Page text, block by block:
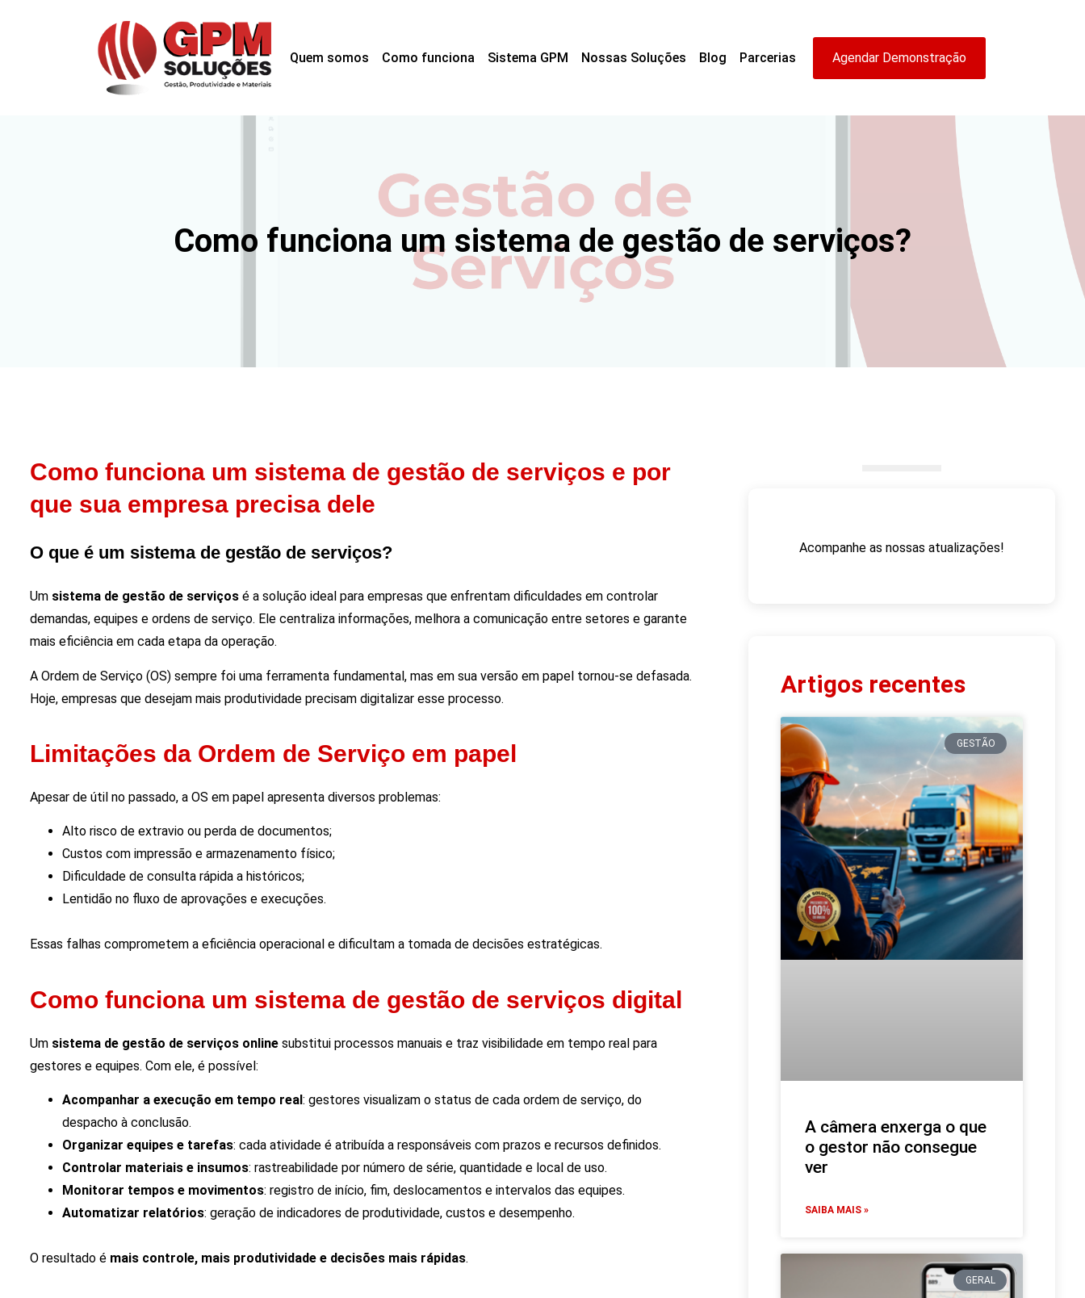
Quem somos Como funciona Sistema GPM Nossas Soluções Blog Parcerias Agendar Demonstração
Como funciona um sistema de gestão de serviços?
Como funciona um sistema de gestão de serviços e por
que sua empresa precisa dele
O que é um sistema de gestão de serviços?
Um sistema de gestão de serviços é a solução ideal para empresas que enfrentam dificuldades em controlar
demandas, equipes e ordens de serviço. Ele centraliza informações, melhora a comunicação entre setores e garante
mais eficiência em cada etapa da operação.
A Ordem de Serviço (OS) sempre foi uma ferramenta fundamental, mas em sua versão em papel tornou-se defasada.
Hoje, empresas que desejam mais produtividade precisam digitalizar esse processo.
Limitações da Ordem de Serviço em papel
Apesar de útil no passado, a OS em papel apresenta diversos problemas:
Alto risco de extravio ou perda de documentos;
Custos com impressão e armazenamento físico;
Dificuldade de consulta rápida a históricos;
Lentidão no fluxo de aprovações e execuções.
Essas falhas comprometem a eficiência operacional e dificultam a tomada de decisões estratégicas.
Como funciona um sistema de gestão de serviços digital
Um sistema de gestão de serviços online substitui processos manuais e traz visibilidade em tempo real para
gestores e equipes. Com ele, é possível:
Acompanhar a execução em tempo real: gestores visualizam o status de cada ordem de serviço, do
despacho à conclusão.
Organizar equipes e tarefas: cada atividade é atribuída a responsáveis com prazos e recursos definidos.
Controlar materiais e insumos: rastreabilidade por número de série, quantidade e local de uso.
Monitorar tempos e movimentos: registro de início, fim, deslocamentos e intervalos das equipes.
Automatizar relatórios: geração de indicadores de produtividade, custos e desempenho.
O resultado é mais controle, mais produtividade e decisões mais rápidas.
Acompanhe as nossas atualizações!
Artigos recentes
GESTÃO
A câmera enxerga o que
o gestor não consegue
ver
SAIBA MAIS »
GERAL